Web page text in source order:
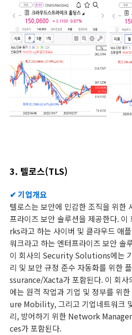
3. 텔로스(TLS)
✔ 기업개요
텔로스는 보안에 민감한 조직을 위한
프라이즈 보안 솔루션을 제공한다.
rks라고 하는 사이버 및 클라우드 애
워크라고 하는 엔터프라이즈 보안 솔
이 회사의 Security Solutions에는
리 및 보안 규정 준수 자동화를 위한
ssurance/Xacta가 포함된다. 이 회
에는 원격 작업과 기업 및 정부를 위
ure Mobility, 그리고 기업네트워크
리, 방어하기 위한 Network
ces가 포함된다.